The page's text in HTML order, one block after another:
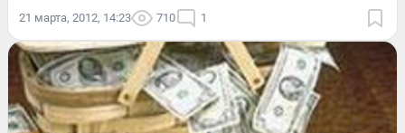
21 марта, 2012, 14:23 710 1